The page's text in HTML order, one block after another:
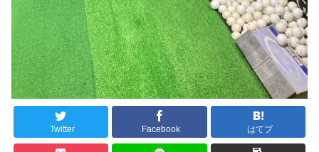
Twitter Facebook はてブ